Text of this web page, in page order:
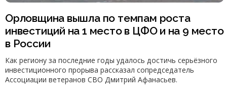
Орловщина вышла по темпам роста
инвестиций на 1 место в ЦФО и на 9 место
в России
Как региону за последние годы удалось достичь серьёзного
инвестиционного прорыва рассказал сопредседатель
Ассоциации ветеранов СВО Дмитрий Афанасьев.